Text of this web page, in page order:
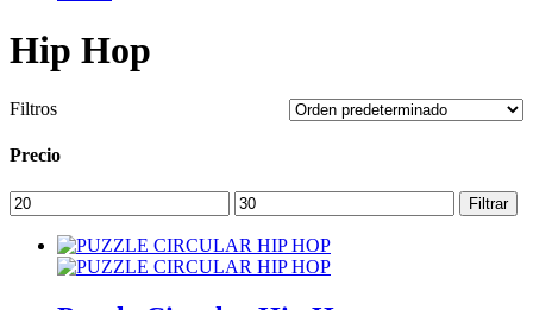
Hip Hop
Filtros
Precio
Precio
mínimo
Precio
máximo
Filtrar